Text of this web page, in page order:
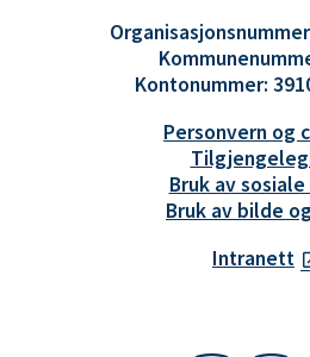
Kontonummer:
Personvern og
Bruk av
Bruk av bilde
Intranett